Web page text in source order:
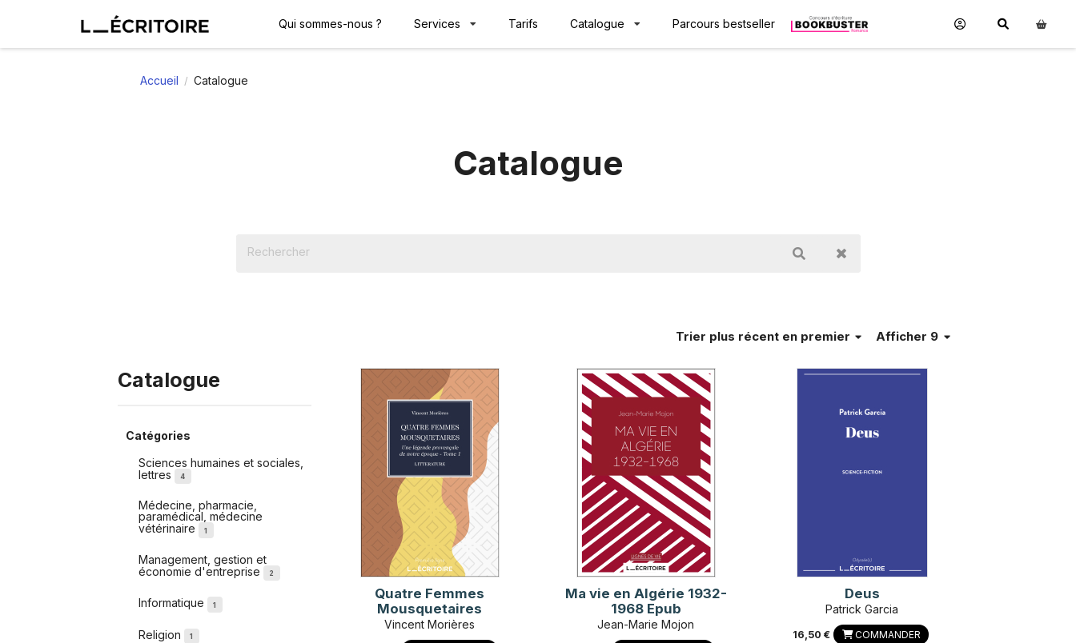
Qui sommes-nous ? Services Tarifs Catalogue Parcours bestseller
Accueil / Catalogue
Catalogue
Catalogue
Catégories
Sciences humaines et sociales,
lettres
4
Médecine, pharmacie,
paramédical, médecine
vétérinaire
1
Management, gestion et
économie d'entreprise
2
Informatique 1
Religion 1
Afficher 9
Trier plus récent en premier
Quatre Femmes
Mousquetaires
Vincent Morières
Ma vie en Algérie 1932-
1968 Epub
Jean-Marie Mojon
Deus
Patrick Garcia
16,50 € COMMANDER